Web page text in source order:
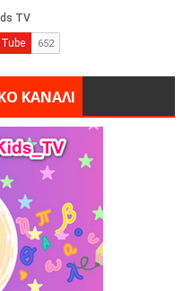
ΚΑΝΑΛΙ